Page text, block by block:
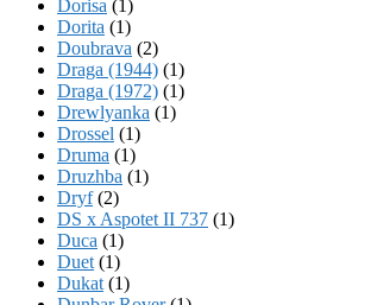
Dorisa (1)
Dorita (1)
Doubrava (2)
Draga (1944) (1)
Draga (1972) (1)
Drewlyanka (1)
Drossel (1)
Druma (1)
Druzhba (1)
Dryf(2)
DS x Aspotet II 737 (1)
Duca (1)
Duet (1)
Dukat (1)